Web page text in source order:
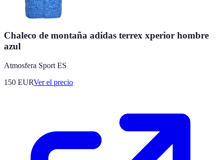
Chaleco de montaña adidas terrex xperior hombre
azul
Atmosfera Sport ES
150 EURVer el precio